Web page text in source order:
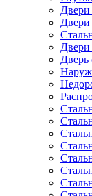
Двери
Двери
Двери
Дверь